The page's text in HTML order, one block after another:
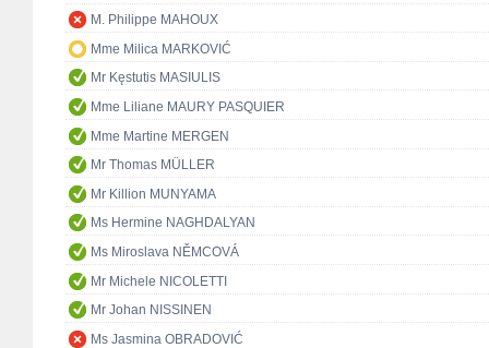
M. Philippe MAHOUX
Mme Milica MARKOVIĆ
Mr Kęstutis MASIULIS
Mme Liliane MAURY PASQUIER
Mme Martine MERGEN
Mr Thomas MÜLLER
Mr Killion MUNYAMA
Ms Hermine NAGHDALYAN
Ms Miroslava NĚMCOVÁ
Mr Michele NICOLETTI
Mr Johan NISSINEN
Ms Jasmina OBRADOVIĆ